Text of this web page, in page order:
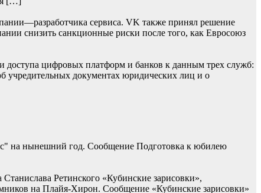
сервиса. VK также принял решение
снизить санкционные риски после того, как Евросоюз
доступа цифровых платформ и банков к данным трех служб:
документах юридических лиц и о
на нынешний год. Сообщение Подготовка к юбилею
Ретинского «Кубинские зарисовки»,
на Плайя-Хирон. Сообщение «Кубинские зарисовки»